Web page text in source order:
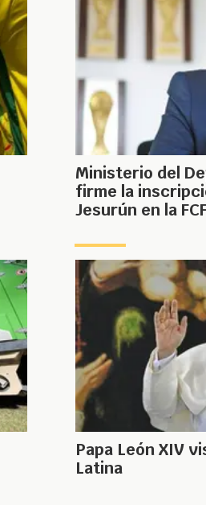
Ministerio del
firme la
Jesurún en la
Papa León XIV
Latina